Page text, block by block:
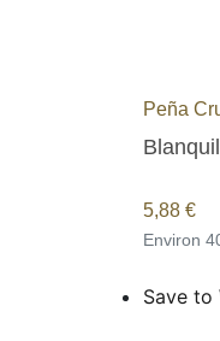
Peña
5,88 €
Environ
Save to